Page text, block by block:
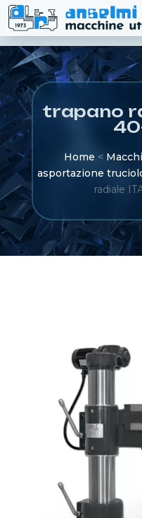
trapano
Home <
asportazione
radiale